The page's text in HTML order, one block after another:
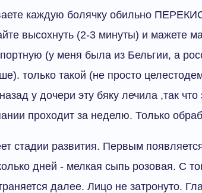
каждую болячку обильно
высохнуть (2-3 минуты) и
(у меня была из Бельгии, а
только такой (не просто
у дочери эту бяку лечила ,так
проходит за неделю. Только
стадии развития. Первым
дней - мелкая сыпь розовая. С
далее. Лицо не затронуто.